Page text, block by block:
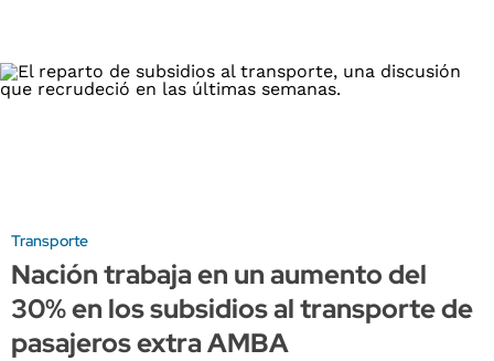
Transporte
Nación trabaja en un aumento del
30% en los subsidios al transporte de
pasajeros extra AMBA